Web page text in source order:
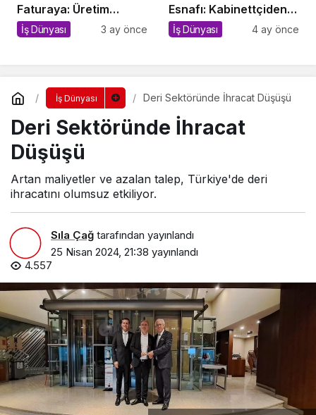
Faturaya: Üretim
İşletmelerinde Kopuk
İş Dünyası 3 ay önce
Esnafı: Kabinettçiden
Amazon Kitapçısına
İş Dünyası 4 ay önce
İş Dünyası Deri Sektöründe İhracat Düşüşü
Deri Sektöründe İhracat
Düşüşü
Artan maliyetler ve azalan talep, Türkiye'de deri
ihracatını olumsuz etkiliyor.
Sıla Çağ tarafından yayınlandı
25 Nisan 2024, 21:38 yayınlandı
4.557